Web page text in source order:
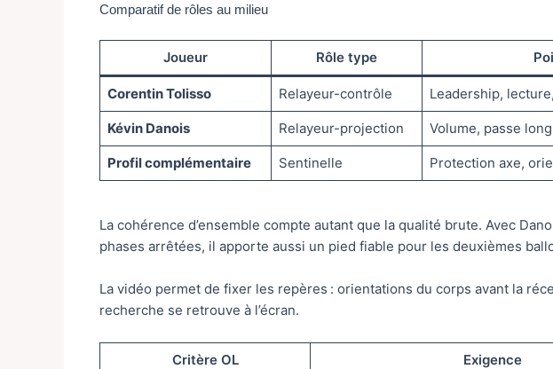
Comparatif de rôles au milieu
Joueur Rôle type
Corentin Tolisso Relayeur-contrôle Leadership,
Kévin Danois Relayeur-projection Volume, passe
Profil complémentaire Sentinelle Protection axe,
La cohérence d’ensemble compte autant que la qualité brute. Avec
phases arrêtées, il apporte aussi un pied fiable pour les deuxièmes
La vidéo permet de fixer les repères : orientations du corps avant la
recherche se retrouve à l’écran.
Critère OL Exigence